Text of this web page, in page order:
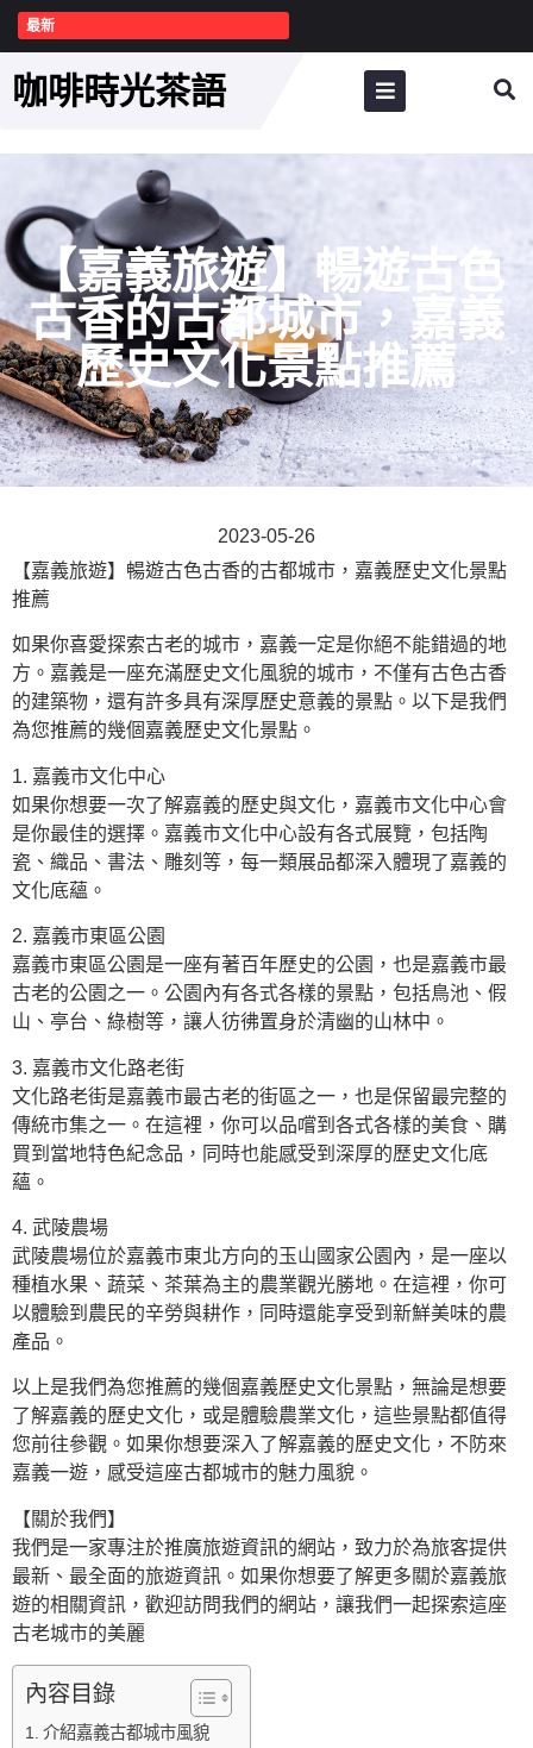
最新
咖啡時光茶語
【嘉義旅遊】暢遊古色
古香的古都城市，嘉義
歷史文化景點推薦
2023-05-26
【嘉義旅遊】暢遊古色古香的古都城市，嘉義歷史文化景點
推薦
如果你喜愛探索古老的城市，嘉義一定是你絕不能錯過的地
方。嘉義是一座充滿歷史文化風貌的城市，不僅有古色古香
的建築物，還有許多具有深厚歷史意義的景點。以下是我們
為您推薦的幾個嘉義歷史文化景點。
1. 嘉義市文化中心
如果你想要一次了解嘉義的歷史與文化，嘉義市文化中心會
是你最佳的選擇。嘉義市文化中心設有各式展覽，包括陶
瓷、織品、書法、雕刻等，每一類展品都深入體現了嘉義的
文化底蘊。
2. 嘉義市東區公園
嘉義市東區公園是一座有著百年歷史的公園，也是嘉義市最
古老的公園之一。公園內有各式各樣的景點，包括鳥池、假
山、亭台、綠樹等，讓人彷彿置身於清幽的山林中。
3. 嘉義市文化路老街
文化路老街是嘉義市最古老的街區之一，也是保留最完整的
傳統市集之一。在這裡，你可以品嚐到各式各樣的美食、購
買到當地特色紀念品，同時也能感受到深厚的歷史文化底
蘊。
4. 武陵農場
武陵農場位於嘉義市東北方向的玉山國家公園內，是一座以
種植水果、蔬菜、茶葉為主的農業觀光勝地。在這裡，你可
以體驗到農民的辛勞與耕作，同時還能享受到新鮮美味的農
產品。
以上是我們為您推薦的幾個嘉義歷史文化景點，無論是想要
了解嘉義的歷史文化，或是體驗農業文化，這些景點都值得
您前往參觀。如果你想要深入了解嘉義的歷史文化，不防來
嘉義一遊，感受這座古都城市的魅力風貌。
【關於我們】
我們是一家專注於推廣旅遊資訊的網站，致力於為旅客提供
最新、最全面的旅遊資訊。如果你想要了解更多關於嘉義旅
遊的相關資訊，歡迎訪問我們的網站，讓我們一起探索這座
古老城市的美麗
內容目錄
介紹嘉義古都城市風貌